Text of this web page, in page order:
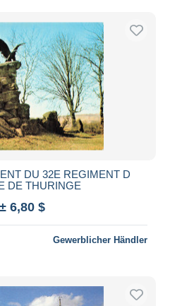
DU 32E REGIMENT D
DE THURINGE
± 6,80 $
Gewerblicher Händler